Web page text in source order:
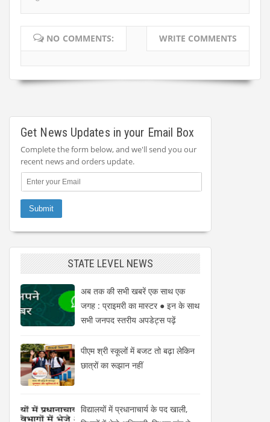
NO COMMENTS: WRITE COMMENTS
Get News Updates in your Email Box
Complete the form below, and we'll send you our
recent news and orders update.
STATE LEVEL NEWS
अब तक की सभी खबरें एक साथ एक
जगह : प्राइमरी का मास्टर ● इन के साथ
सभी जनपद स्तरीय अपडेट्स पढ़ें
पीएम श्री स्कूलों में बजट तो बढ़ा लेकिन
छात्रों का रूझान नहीं
विद्यालयों में प्रधानाचार्य के पद खाली,